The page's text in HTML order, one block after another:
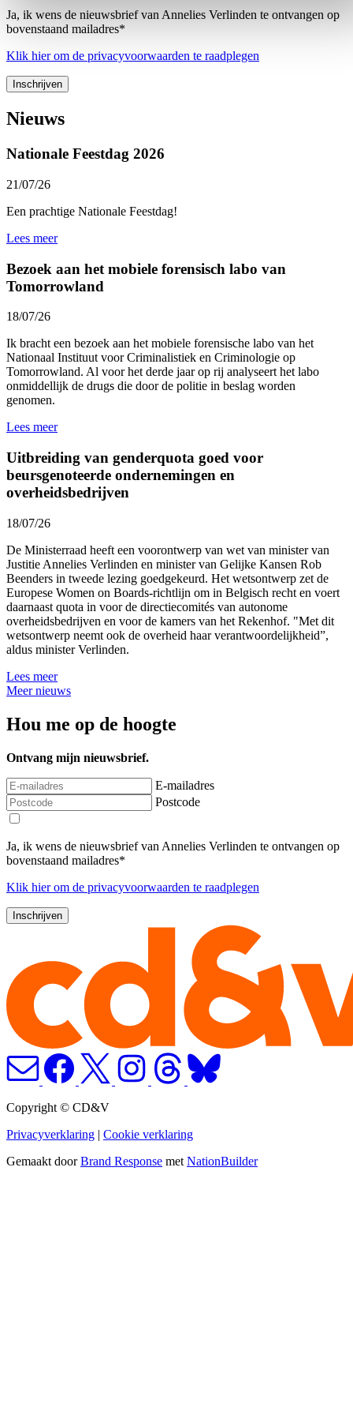
Ja, ik wens de nieuwsbrief van Annelies Verlinden te ontvangen op
bovenstaand mailadres*
Klik hierom de privacyvoorwaarden te raadplegen
Nieuws
Nationale Feestdag 2026
21/07/26
Een prachtige Nationale Feestdag!
Lees meer
Bezoek aan het mobiele forensisch labo van
Tomorrowland
18/07/26
Ik bracht een bezoek aan het mobiele forensische labo van het
Nationaal Instituut voor Criminalistiek en Criminologie op
Tomorrowland. Al voor het derde jaar op rij analyseert het labo
onmiddellijk de drugs die door de politie in beslag worden
genomen.
Lees meer
Uitbreiding van genderquota goed voor
beursgenoteerde ondernemingen en
overheidsbedrijven
18/07/26
De Ministerraad heeft een voorontwerp van wet van minister van
Justitie Annelies Verlinden en minister van Gelijke Kansen Rob
Beenders in tweede lezing goedgekeurd. Het wetsontwerp zet de
Europese Women on Boards-richtlijn om in Belgisch recht en voert
daarnaast quota in voor de directiecomités van autonome
overheidsbedrijven en voor de kamers van het Rekenhof. "Met dit
wetsontwerp neemt ook de overheid haar verantwoordelijkheid”,
aldus minister Verlinden.
Lees meer
Meer nieuws
Hou me op de hoogte
Ontvang mijn nieuwsbrief.
E-mailadres
Postcode
Ja, ik wens de nieuwsbrief van Annelies Verlinden te ontvangen op
bovenstaand mailadres*
Klik hierom de privacyvoorwaarden te raadplegen
Copyright © CD&V
Privacyverklaring | Cookie verklaring
Gemaakt doorBrand Response met NationBuilder